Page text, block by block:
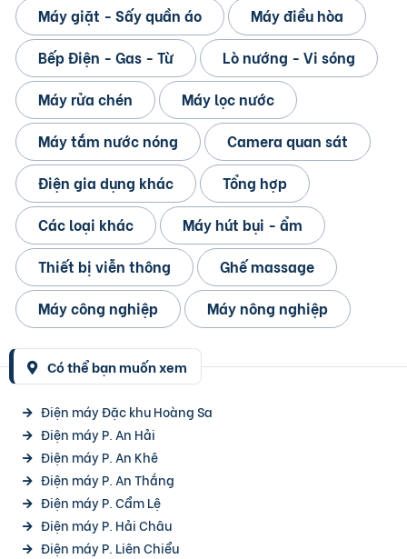
Máy giặt - Sấy quần áo
Máy điều hòa
Bếp Điện - Gas - Từ
Lò nướng - Vi sóng
Máy rửa chén
Máy lọc nước
Máy tắm nước nóng
Camera quan sát
Điện gia dụng khác
Tổng hợp
Các loại khác
Máy hút bụi - ẩm
Thiết bị viễn thông
Ghế massage
Máy công nghiệp
Máy nông nghiệp
Có thể bạn muốn xem
Điện máy Đặc khu Hoàng Sa
Điện máy P. An Hải
Điện máy P. An Khê
Điện máy P. An Thắng
Điện máy P. Cẩm Lệ
Điện máy P. Hải Châu
Điện máy P. Liên Chiểu